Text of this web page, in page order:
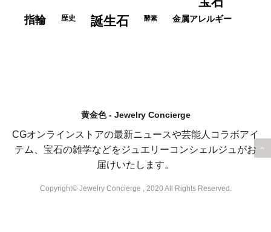
指輪 歴史 誕生石 酵素 金属アレルギー
黄金色 - Jewelry Concierge
CGオンラインストアの最新ニュースや芸能人コラボアイ
テム、宝石の雑学などをジュエリーコンシェルジュがお
届けいたします。
Copyright© Jewelry Concierge , 2020 All Rights Reserved.